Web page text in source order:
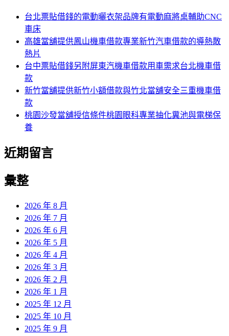
台北票貼借錢的電動曬衣架品牌有電動麻將桌輔助CNC
車床
高雄當舖提供鳳山機車借款專業新竹汽車借款的導熱散
熱片
台中票貼借錢另附屏東汽機車借款用車需求台北機車借
款
新竹當舖提供新竹小額借款與竹北當舖安全三重機車借
款
桃園沙發當舖授信條件桃園眼科專業抽化糞池與電梯保
養
近期留言
彙整
2026 年 8 月
2026 年 7 月
2026 年 6 月
2026 年 5 月
2026 年 4 月
2026 年 3 月
2026 年 2 月
2026 年 1 月
2025 年 12 月
2025 年 10 月
2025 年 9 月